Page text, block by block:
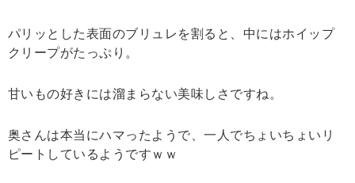
パリッとした表面のブリュレを割ると、中にはホイップ
クリープがたっぷり。
甘いもの好きには溜まらない美味しさですね。
奥さんは本当にハマったようで、一人でちょいちょいリ
ピートしているようですｗｗ